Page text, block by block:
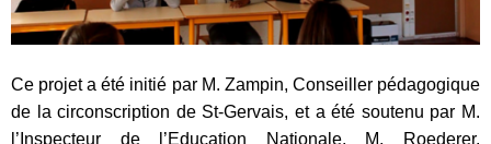
Ce projet a été initié par M. Zampin, Conseiller pédagogique
de la circonscription de St-Gervais, et a été soutenu par M.
l’Inspecteur de l’Education Nationale, M. Roederer.